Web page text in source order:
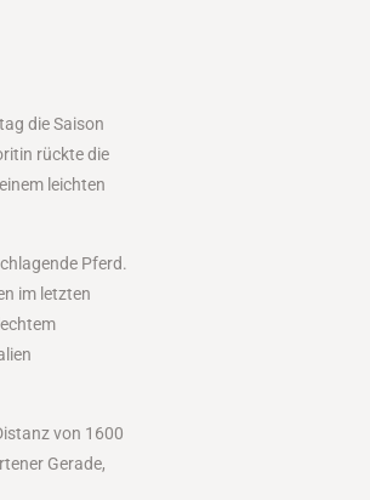
die Saison
rückte die
leichten
Pferd.
im letzten
von 1600
Gerade,